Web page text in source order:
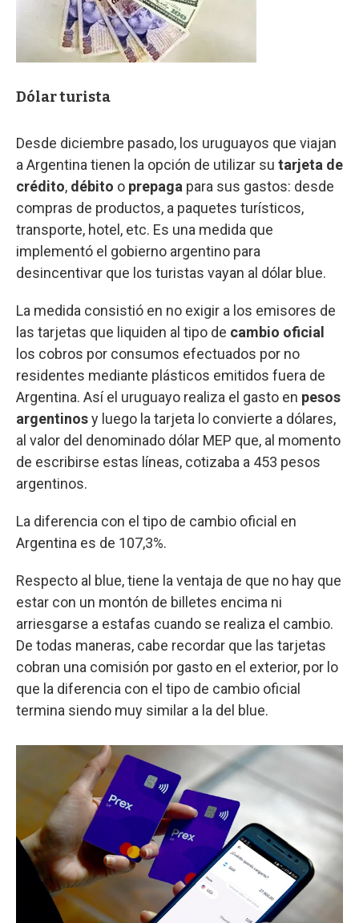
Dólar turista
Desde diciembre pasado, los uruguayos que viajan
a Argentina tienen la opción de utilizar su tarjeta de
crédito, débito o prepaga para sus gastos: desde
compras de productos, a paquetes turísticos,
transporte, hotel, etc. Es una medida que
implementó el gobierno argentino para
desincentivar que los turistas vayan al dólar blue.
La medida consistió en no exigir a los emisores de
las tarjetas que liquiden al tipo de cambio oficial
los cobros por consumos efectuados por no
residentes mediante plásticos emitidos fuera de
Argentina. Así el uruguayo realiza el gasto en pesos
argentinosy luego la tarjeta lo convierte a dólares,
al valor del denominado dólar MEP que, al momento
de escribirse estas líneas, cotizaba a 453 pesos
argentinos.
La diferencia con el tipo de cambio oficial en
Argentina es de 107,3%.
Respecto al blue, tiene la ventaja de que no hay que
estar con un montón de billetes encima ni
arriesgarse a estafas cuando se realiza el cambio.
De todas maneras, cabe recordar que las tarjetas
cobran una comisión por gasto en el exterior, por lo
que la diferencia con el tipo de cambio oficial
termina siendo muy similar a la del blue.